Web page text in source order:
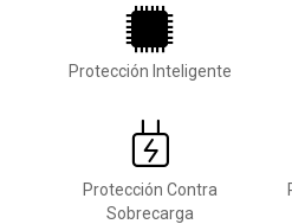
Protección Inteligente
Protección Contra
Sobrecarga